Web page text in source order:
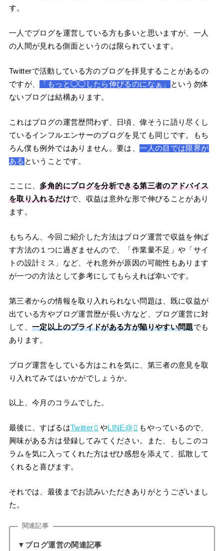
す。
一人でブログを運営している方も多いと思いますが、一人
の人間が見れる側面というのは限られています。
Twitterで活動している方のブログを拝見することがあるの
ですが、
「もっと◯◯したら伸びるのになぁ」
という勿体
ないブログは結構あります。
これはブログの運営歴問わず、日頃、偉そうに語り尽くし
ているインフルエンサーのブログを見ても同じです。もち
ろん僕も例外ではありません。要は、一人の目では限界が
ある ということです。
ここに、多角的にブログを分析できる第三者のアドバイス
を取り入れるだけで、収益は意外な形で伸びることがあり
ます。
もちろん、今回ご紹介した方法はブログ運営で収益を伸ば
す方法の１つに過ぎませんので、「作業量不足」や「サイ
トの設計ミス」など、それ意外が原因の可能性もあります
が一つの方法として参考にしてもらえれば幸いです。
第三者からの情報を取り入れられない問題は、既に収益が
出ている方やブログ運営歴が長い方など、ブログ運営に対
して、一定以上のプライドがある方が陥りやすい問題でも
あります。
ブログ運営をしている方はこれを気に、第三者の意見を取
り入れてみてはいかがでしょうか。
以上、今月のコラムでした。
最後に、すばるはTwitter やLINE@
もやっているので、
興味がある方は登録してみてください。また、もしこのコ
ラムを気に入ってくれた方はぜひ感想を添えて、拡散して
くれると喜びます。
それでは、最後までお読みいただきありがとうございまし
た。
関連記事
▼ブログ運営の関連記事